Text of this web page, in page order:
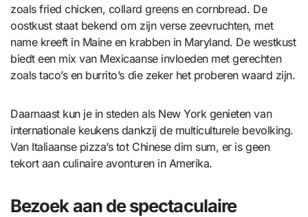
zoals fried chicken, collard greens en cornbread. De
oostkust staat bekend om zijn verse zeevruchten, met
name kreeft in Maine en krabben in Maryland. De westkust
biedt een mix van Mexicaanse invloeden met gerechten
zoals taco’s en burrito’s die zeker het proberen waard zijn.
Daarnaast kun je in steden als New York genieten van
internationale keukens dankzij de multiculturele bevolking.
Van Italiaanse pizza’s tot Chinese dim sum, er is geen
tekort aan culinaire avonturen in Amerika.
Bezoek aan de spectaculaire